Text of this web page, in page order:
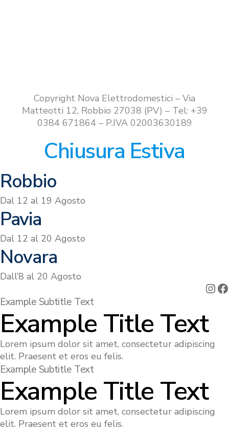
Copyright Nova Elettrodomestici – Via
Matteotti 12, Robbio 27038 (PV) – Tel: +39
0384 671864 – P.IVA 02003630189
Chiusura Estiva
Robbio
Dal 12 al 19 Agosto
Pavia
Dal 12 al 20 Agosto
Novara
Dall’8 al 20 Agosto
Example Subtitle Text
Example Title Text
Lorem ipsum dolor sit amet, consectetur adipiscing
elit. Praesent et eros eu felis.
Example Subtitle Text
Example Title Text
Lorem ipsum dolor sit amet, consectetur adipiscing
elit. Praesent et eros eu felis.